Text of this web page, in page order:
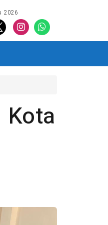
2026